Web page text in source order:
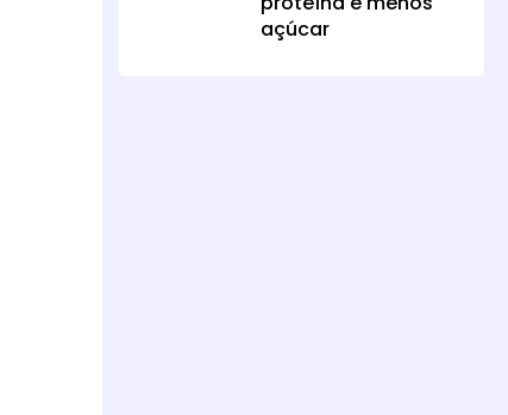
açúcar